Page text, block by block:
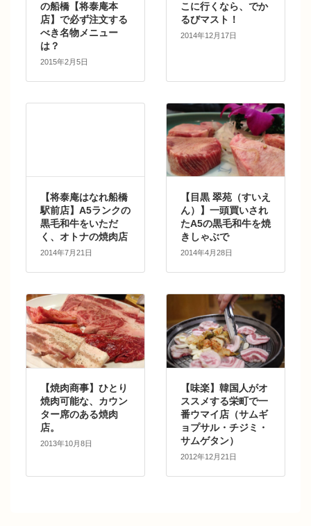
の船橋【将泰庵本
店】で必ず注文する
べき名物メニュー
は？
2015年2月5日
こに行くなら、でか
るびマスト！
2014年12月17日
【将泰庵はなれ船橋
駅前店】A5ランクの
黒毛和牛をいただ
く、オトナの焼肉店
2014年7月21日
【目黒 翠苑（すいえ
ん）】一頭買いされ
たA5の黒毛和牛を焼
きしゃぶで
2014年4月28日
【焼肉商事】ひとり
焼肉可能な、カウン
ター席のある焼肉
店。
2013年10月8日
【味楽】韓国人がオ
ススメする栄町で一
番ウマイ店（サムギ
ョプサル・チジミ・
サムゲタン）
2012年12月21日